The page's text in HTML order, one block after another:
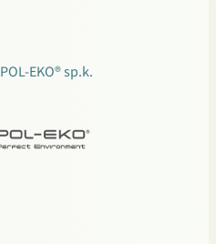
POL-EKO® sp.k.